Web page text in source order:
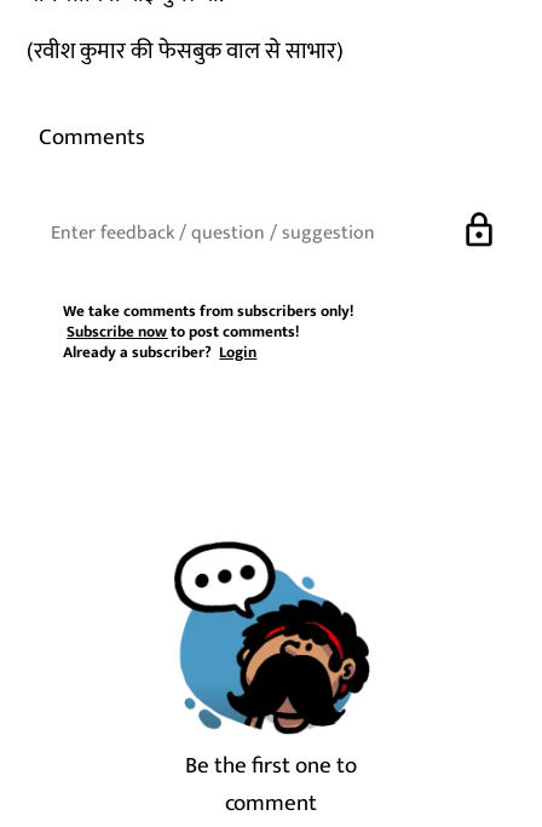
(रवीश कुमार की फेसबुक वाल से साभार)
Comments
lock
We take comments from subscribers only!
Subscribe nowto post comments!
Already a subscriber?Login
Be the first one to
comment